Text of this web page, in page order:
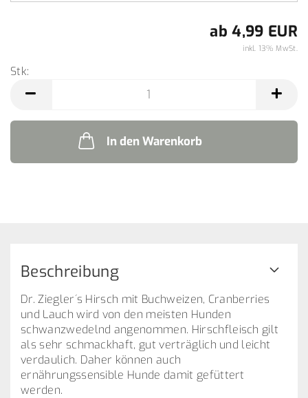
ab 4,99 EUR
inkl. 13% MwSt.
Stk:
In den Warenkorb
Beschreibung
Dr. Ziegler´s Hirsch mit Buchweizen, Cranberries
und Lauch wird von den meisten Hunden
schwanzwedelnd angenommen. Hirschfleisch gilt
als sehr schmackhaft, gut verträglich und leicht
verdaulich. Daher können auch
ernährungssensible Hunde damit gefüttert
werden.